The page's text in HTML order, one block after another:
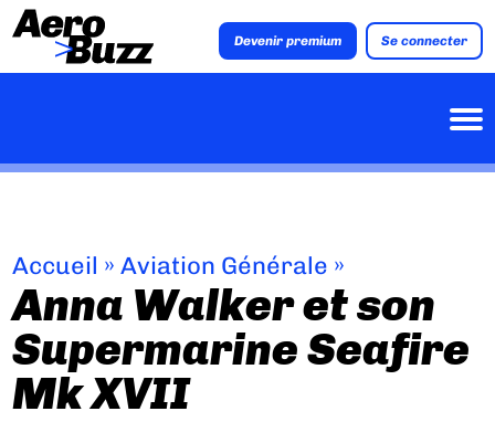
Devenir premium Se connecter
Accueil »Aviation Générale »
Anna Walker et son
Supermarine Seafire
Mk XVII